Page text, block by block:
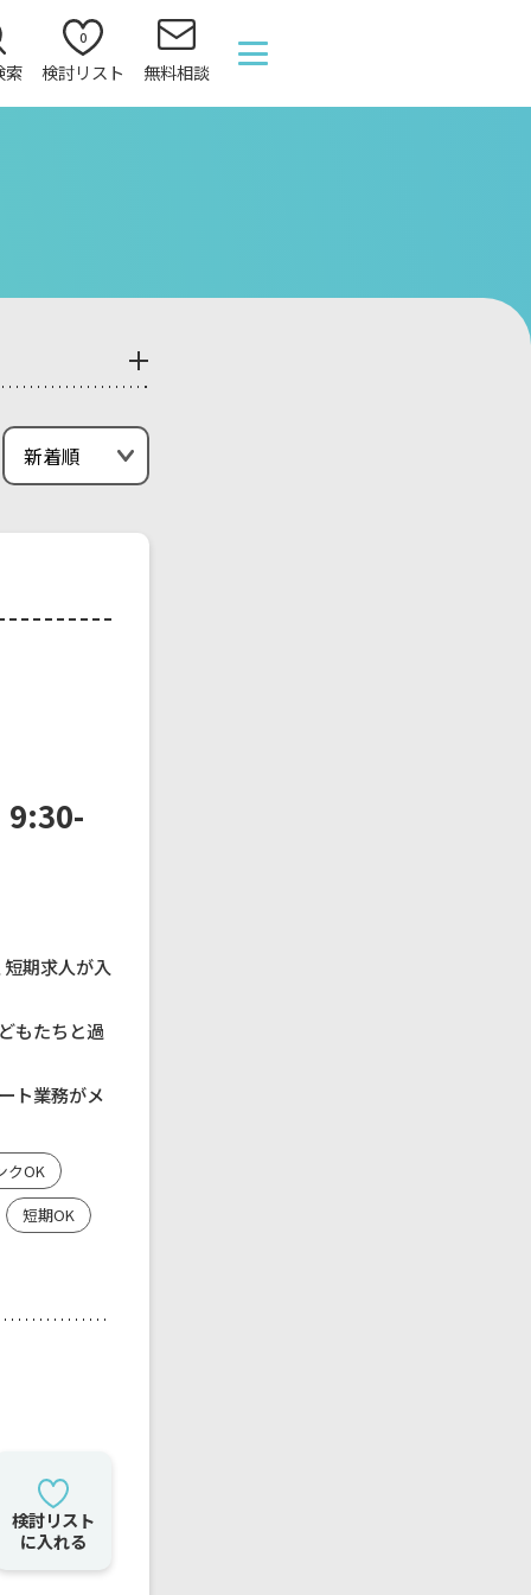
索
0
検討リスト 無料相談
9:30-
期求人が入
もたちと過
ト業務がメ
クOK
短期OK
検討リスト
に入れる